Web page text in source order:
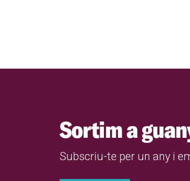
Sortim a
Subscriu-te per un any i